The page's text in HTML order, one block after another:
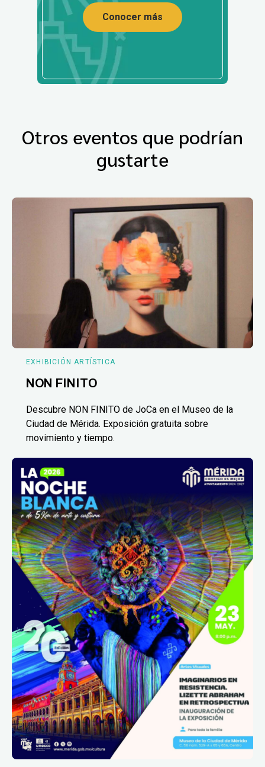
Conocer más
Otros eventos que podrían
gustarte
EXHIBICIÓN ARTÍSTICA
NON FINITO
Descubre NON FINITO de JoCa en el Museo de la
Ciudad de Mérida. Exposición gratuita sobre
movimiento y tiempo.